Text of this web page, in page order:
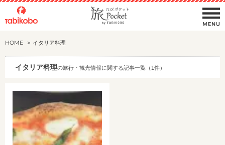
HOME イタリア料理
イタリア料理の旅行・観光情報に関する記事一覧（1件）